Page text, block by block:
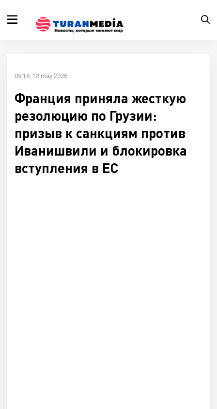
09:16, 13 may 2026
Франция приняла жесткую
резолюцию по Грузии:
призыв к санкциям против
Иванишвили и блокировка
вступления в ЕС